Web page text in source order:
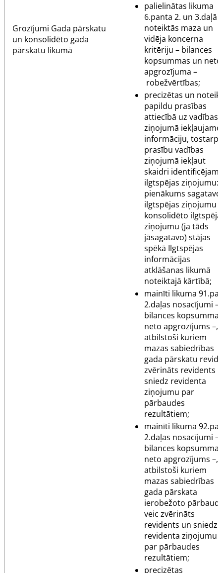
Grozījumi Gada pārskatu
un konsolidēto gada
pārskatu likumā
palielinātas likuma
6.panta 2. un 3.daļā
noteiktās maza un
vidēja koncerna
kritēriju – bilances
kopsummas un neto
apgrozījuma –
robežvērtības;
precizētas un
papildu prasības
attiecībā uz vadības
ziņojumā iekļaujamo
informāciju, tostarp
prasību vadības
ziņojumā iekļaut
skaidri
ilgtspējas ziņojumu:
pienākums
ilgtspējas ziņojumu
konsolidēto
ziņojumu (ja tāds
jāsagatavo) stājas
spēkā Ilgtspējas
informācijas
atklāšanas likumā
noteiktajā kārtībā;
mainīti likuma
2.daļas nosacījumi –
bilances kopsumma
neto apgrozījums –,
atbilstoši kuriem
mazas sabiedrības
gada pārskatu
zvērināts revidents
sniedz revidenta
ziņojumu par
pārbaudes
rezultātiem;
mainīti likuma
2.daļas nosacījumi –
bilances kopsumma
neto apgrozījums –,
atbilstoši kuriem
mazas sabiedrības
gada pārskata
ierobežoto pārbaudi
veic zvērināts
revidents un sniedz
revidenta ziņojumu
par pārbaudes
rezultātiem;
precizētas